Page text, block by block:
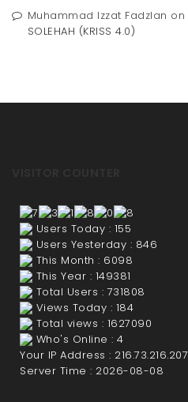
Muhammad Izzat Fadzlan on
SOLEHAH (KRISS 4.0)
Users Today : 155
Users Yesterday : 846
This Month : 6098
This Year : 149381
Total Users : 731808
Views Today : 184
Total views : 1627090
Who's Online : 4
Your IP Address : 216.73.216.207
Server Time : 2026-08-08